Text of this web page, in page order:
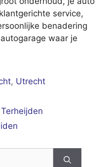
service,
benadering
waar je
, Utrecht